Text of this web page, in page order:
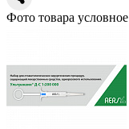
Фото товара условное